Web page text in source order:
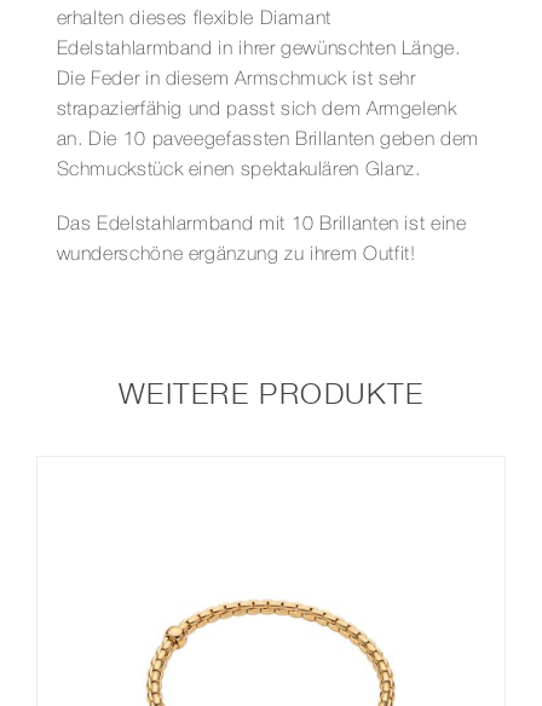
erhalten dieses flexible Diamant
Edelstahlarmband in ihrer gewünschten Länge.
Die Feder in diesem Armschmuck ist sehr
strapazierfähig und passt sich dem Armgelenk
an. Die 10 paveegefassten Brillanten geben dem
Schmuckstück einen spektakulären Glanz.
Das Edelstahlarmband mit 10 Brillanten ist eine
wunderschöne ergänzung zu ihrem Outfit!
WEITERE PRODUKTE